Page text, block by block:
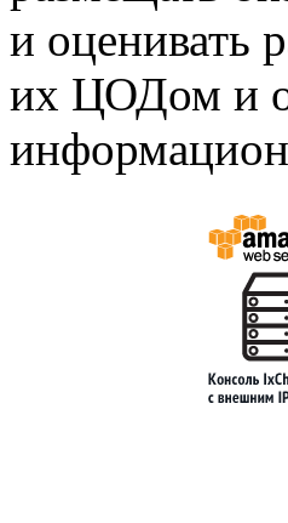
и оценивать
их ЦОДом и